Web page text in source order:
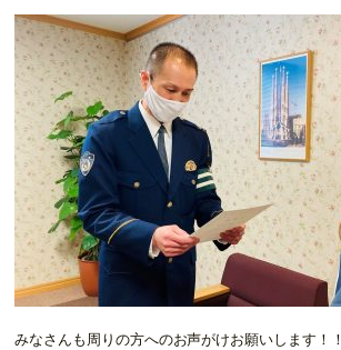
みなさんも周りの方へのお声がけお願いします！！